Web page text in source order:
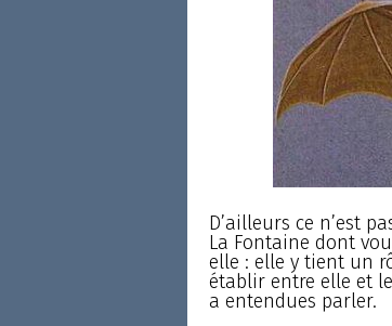
D’ailleurs ce n’est
La Fontaine dont
elle : elle y tient un
établir entre elle et
a entendues parler.